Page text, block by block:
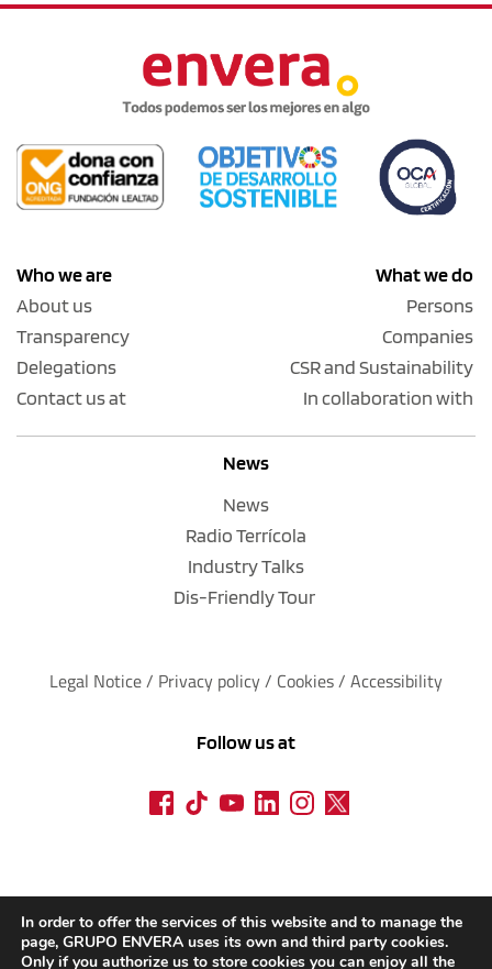
Who we are
About us
Transparency
Delegations
Contact us at
What we do
Persons
Companies
CSR and Sustainability
In collaboration with
News
News
Radio Terrícola
Industry Talks
Dis-Friendly Tour
Legal Notice / Privacy policy / Cookies / Accessibility
Follow us at
In order to offer the services of this website and to manage the
page, GRUPO ENVERA uses its own and third party cookies.
Only if you authorize us to store cookies you can enjoy all the